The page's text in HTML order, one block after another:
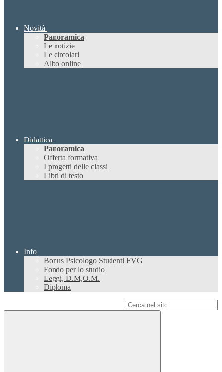
Novità
Panoramica
Le notizie
Le circolari
Albo online
Didattica
Panoramica
Offerta formativa
I progetti delle classi
Libri di testo
Info
Bonus Psicologo Studenti FVG
Fondo per lo studio
Leggi, D.M,O.M.
Diploma